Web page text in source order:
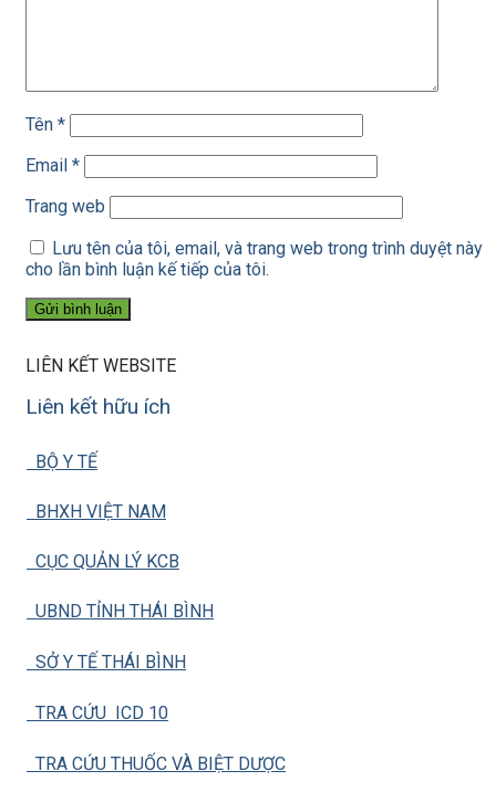
Tên *
Email *
Trang web
Lưu tên của tôi, email, và trang web trong trình duyệt này
cho lần bình luận kế tiếp của tôi.
LIÊN KẾT WEBSITE
Liên kết hữu ích
BỘ Y TẾ
BHXH VIỆT NAM
CỤC QUẢN LÝ KCB
UBND TỈNH THÁI BÌNH
SỞ Y TẾ THÁI BÌNH
TRA CỨU ICD 10
TRA CỨU THUỐC VÀ BIỆT DƯỢC